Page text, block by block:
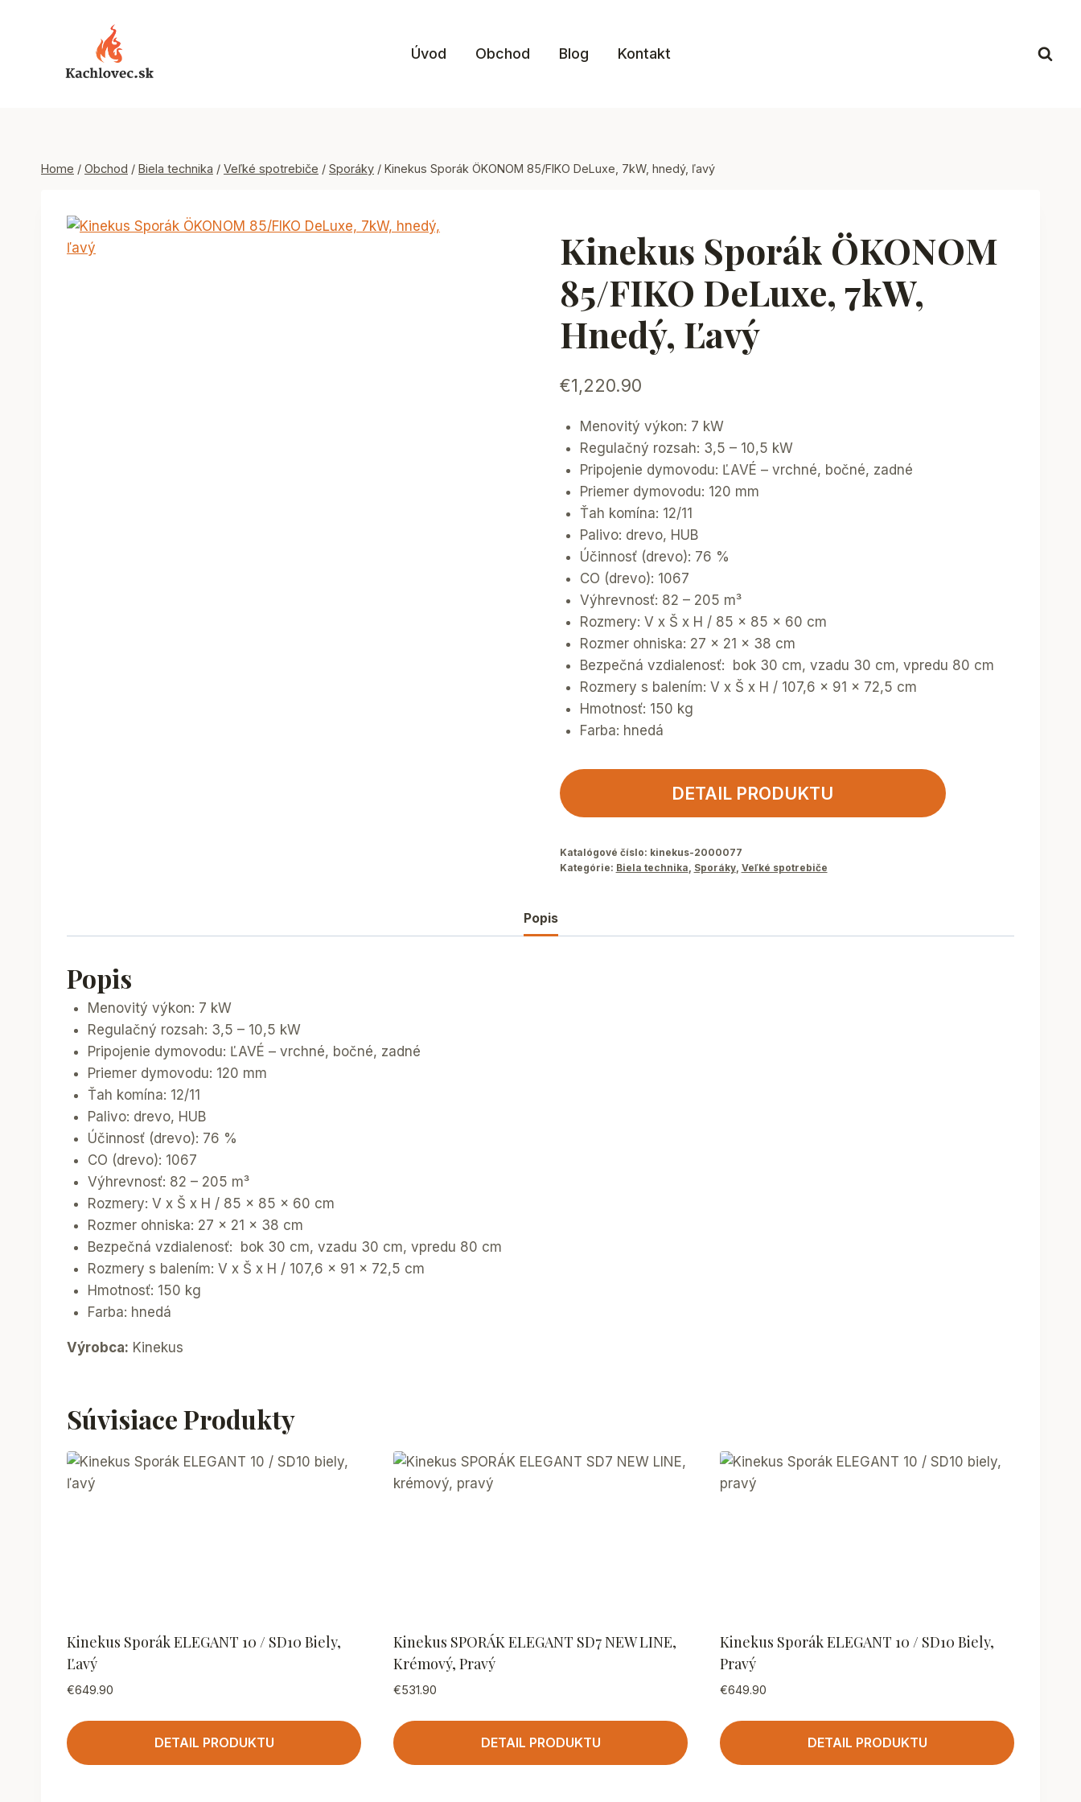
Úvod Obchod Blog Kontakt
Home / Obchod / Biela technika / Veľké spotrebiče / Sporáky / Kinekus Sporák ÖKONOM 85/FIKO DeLuxe, 7kW, hnedý, ľavý
Kinekus Sporák ÖKONOM
85/FIKO DeLuxe, 7kW,
Hnedý, Ľavý
€1,220.90
Menovitý výkon: 7 kW
Regulačný rozsah: 3,5 – 10,5 kW
Pripojenie dymovodu: ĽAVÉ – vrchné, bočné, zadné
Priemer dymovodu: 120 mm
Ťah komína: 12/11
Palivo: drevo, HUB
Účinnosť (drevo): 76 %
CO (drevo): 1067
Výhrevnosť: 82 – 205 m³
Rozmery: V x Š x H / 85 x 85 x 60 cm
Rozmer ohniska: 27 x 21 x 38 cm
Bezpečná vzdialenosť: bok 30 cm, vzadu 30 cm, vpredu 80 cm
Rozmery s balením: V x Š x H / 107,6 x 91 x 72,5 cm
Hmotnosť: 150 kg
Farba: hnedá
DETAIL PRODUKTU
Katalógové číslo: kinekus-2000077
Kategórie: Biela technika, Sporáky, Veľké spotrebiče
Popis
Popis
Menovitý výkon: 7 kW
Regulačný rozsah: 3,5 – 10,5 kW
Pripojenie dymovodu: ĽAVÉ – vrchné, bočné, zadné
Priemer dymovodu: 120 mm
Ťah komína: 12/11
Palivo: drevo, HUB
Účinnosť (drevo): 76 %
CO (drevo): 1067
Výhrevnosť: 82 – 205 m³
Rozmery: V x Š x H / 85 x 85 x 60 cm
Rozmer ohniska: 27 x 21 x 38 cm
Bezpečná vzdialenosť: bok 30 cm, vzadu 30 cm, vpredu 80 cm
Rozmery s balením: V x Š x H / 107,6 x 91 x 72,5 cm
Hmotnosť: 150 kg
Farba: hnedá
Výrobca: Kinekus
Súvisiace Produkty
Kinekus Sporák ELEGANT 10 / SD10 Biely,
Ľavý
€649.90
DETAIL PRODUKTU
Kinekus SPORÁK ELEGANT SD7 NEW LINE,
Krémový, Pravý
€531.90
DETAIL PRODUKTU
Kinekus Sporák ELEGANT 10 / SD10 Biely,
Pravý
€649.90
DETAIL PRODUKTU